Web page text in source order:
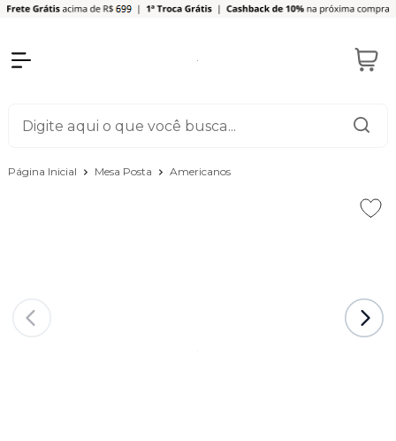
Página Inicial Mesa Posta Americanos